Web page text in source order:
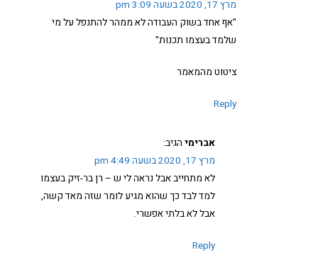
מרץ 17, 2020 בשעה 3:09 pm
"אף אחד בשוק העבודה לא ממהר להתנפל על מי
שלמד בעצמו תכנות"
ציטוט מהמאמר
Reply
אברימי הגיב:
מרץ 17, 2020 בשעה 4:49 pm
לא מתחייב אבל נראה לי ש – רן בר-זיק בעצמו
למד לבד כך שהוא מגיע לומר שזה מאד קשה,
אבל לא בלתי אפשרי.
Reply